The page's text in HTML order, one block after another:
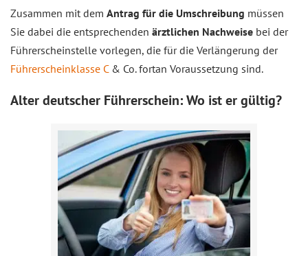
Zusammen mit dem Antrag für die Umschreibung müssen
Sie dabei die entsprechenden ärztlichen Nachweise bei der
Führerscheinstelle vorlegen, die für die Verlängerung der
Führerscheinklasse C& Co. fortan Voraussetzung sind.
Alter deutscher Führerschein: Wo ist er gültig?